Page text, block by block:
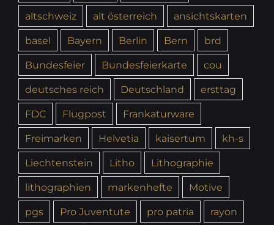
altschweiz
alt österreich
ansichtskarten
basel
Bayern Berlin Bern
brd
Bundesfeier
Bundesfeierkarte
cou
deutsches reich
Deutschland
ersttag
FDC
Flugpost
Frankaturware
Freimarken
Helvetia kaisertum
kh-s
Liechtenstein
Litho
Lithographie
lithographien
markenhefte
Motive
pgs
Pro Juventute pro patria
rayon